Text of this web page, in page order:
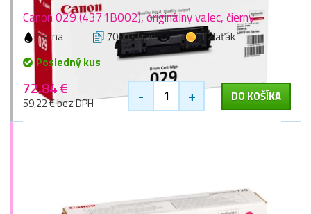
Canon 029 (4371B002), originálny valec, čierny
čierna 7000 stran
1 zlaťák
Posledný kus
72,84 €
59,22 € bez DPH - + DO KOŠÍKA